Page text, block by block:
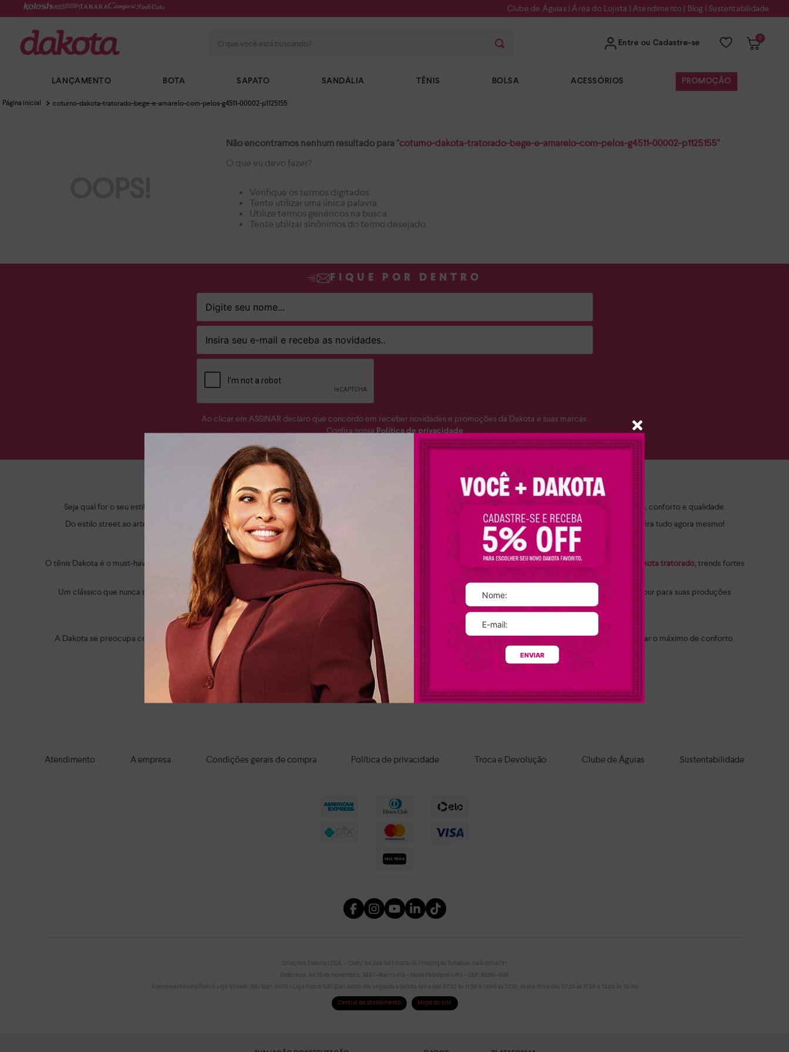
Clube de Águias|Área do Lojista | Atendimento | Blog | Sustentabilidade
Entre ou Cadastre-se
0
LANÇAMENTO BOTA SAPATO SANDÁLIA TÊNIS BOLSA ACESSÓRIOS PROMOÇÃO
ENVIAR
coturno-dakota-tratorado-bege-e-amarelo-com-pelos-g4511-00002-p1125155
Não encontramos nenhum resultado para "coturno-dakota-tratorado-bege-e-amarelo-com-pelos-g4511-00002-p1125155"
O que eu devo fazer?
Verifique os termos digitados.
Tente utilizar uma única palavra.
Utilize termos genéricos na busca.
Tente utilizar sinônimos do termo desejado.
FIQUE POR DENTRO
Ao clicar em ASSINAR declaro que concordo em receber novidades e promoções da Dakota e suas marcas.
Confira nossa Política de privacidade
Apaixonada por sapatos femininos? A Dakota te ajuda a encontrar o seu match!
Seja qual for o seu estilo, a Dakota tem o sapato feminino perfeito para você. Conheça a nossa coleção completa e apaixone-se por modelos que combinam estilo, conforto e qualidade.
Do estilo street ao artesanal, criamos itens modernos, despojados, versáteis e muito confortáveis para você arrasar em qualquer ocasião. Navegue pelo site e confira tudo agora mesmo!
Calçados Dakota: seu estilo, suas regras!
O tênis Dakota é o must-have do momento! Eles esbanjam atitude, complementando looks streetwear, com destaque para otênis Dakota flatform feminino tênis Dakota tratorado, trends fortes
que invadiram as passarelas.
Um clássico que nunca sai de moda é asandália Dakota salto bloco.Quer chamar a atenção para um look icônico? Então, aposte nas pedrarias que trazem mais glamour para suas produções
A trend animal print também dominou os calçados, destacando-se nos variados modelos de
sandálias Dakota
para agradar a todos os estilos.
A Dakota se preocupa com o seu bem-estar. Por isso, todos os nossos
são fabricados com materiais de alta qualidade e pensados para proporcionar o máximo de conforto.
Onde comprar sapatos Dakota?
Do casual ao social e do clássico ao moderno, na nossa loja online você encontra os
Navegue por todos os itens e aproveite nossas condições de pagamento e frete grátis para todo o Brasil!
Atendimento A empresa Condições gerais de compra Política de privacidade Troca e Devolução Clube de Águias Sustentabilidade
Criações Dakota LTDA. – CNPJ: 94.266.947.0005-16 / Inscrição Estadual: 084/0014791
Endereço: Av. 15 de Novembro, 3667– Bairro Piá – Nova Petrópolis/RS – CEP: 95150-000
Atendimento telefônico Loja Virtual: (54) 3281-8070 / Loja Física (54) 3281-8090 (de segunda a quinta-feira das 07:20 às 11:50 e 13:00 às 17:30; sexta-feira das 07:20 às 11:50 e 13:00 às 16:30)
Central de atendimento Mapa do site